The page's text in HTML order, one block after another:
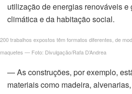
utilização de energias renováveis e
climática e da habitação social.
200 trabalhos expostos têm formatos diferentes, de
maquetes — Foto: Divulgação/Rafa D’Andrea
— As construções, por exemplo,
materiais como madeira,